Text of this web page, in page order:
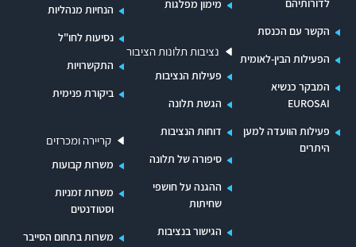
לדורותיהם
הקשר עם הכנסת
הפעילות הבין-לאומית
המבקר כנשיא
EUROSAI
פעילות הוועדה למען
היתרים
מימון מפלגות
נציבות תלונות הציבור
פעילות הנציבות
הגשת תלונה
דוחות הנציבות
סיפורה של תלונה
ההגנה על חושפי
שחיתות
הגישור בנציבות
הנחיות מנהליות
נסיעות לחו"ל
התקשרויות
ביקורת פנימית
קריירה ומכרזים
משרות קבועות
משרות זמניות
וסטודנטים
משרות בתחום הסייבר